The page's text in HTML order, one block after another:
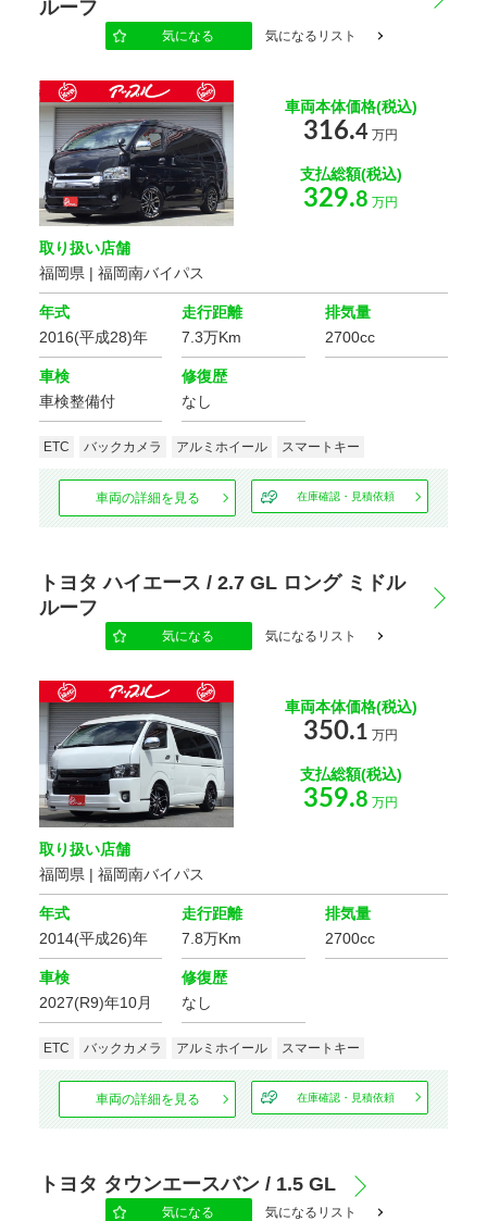
ルーフ
気になる 気になるリスト
車両本体価格(税込)
316.4 万円
支払総額(税込)
329.8 万円
取り扱い店舗
福岡県 | 福岡南バイパス
年式
2016(平成28)年
走行距離
7.3万Km
排気量
2700cc
車検
車検整備付
修復歴
なし
ETC バックカメラ アルミホイール スマートキー
車両の詳細を見る 在庫確認・見積依頼
トヨタ ハイエース / 2.7 GL ロング ミドル
ルーフ
気になる 気になるリスト
車両本体価格(税込)
350.1 万円
支払総額(税込)
359.8 万円
取り扱い店舗
福岡県 | 福岡南バイパス
年式
2014(平成26)年
走行距離
7.8万Km
排気量
2700cc
車検
2027(R9)年10月
修復歴
なし
ETC バックカメラ アルミホイール スマートキー
車両の詳細を見る 在庫確認・見積依頼
トヨタ タウンエースバン / 1.5 GL
気になる 気になるリスト